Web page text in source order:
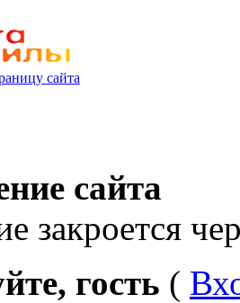
сайта
сайта
закроется
гость (